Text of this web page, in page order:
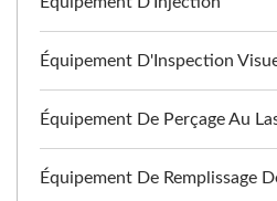
Équipement D'Inspection
Équipement De Perçage Au
Équipement De Remplissage